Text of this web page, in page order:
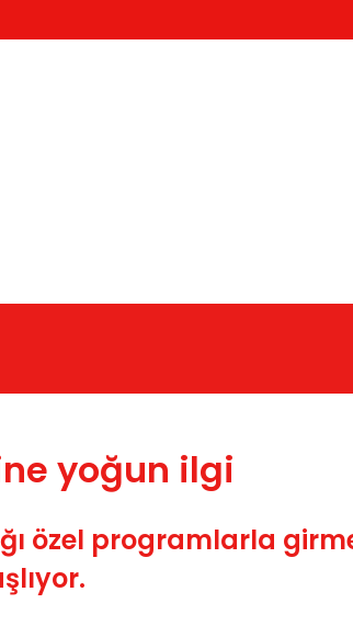
yoğun ilgi
özel programlarla